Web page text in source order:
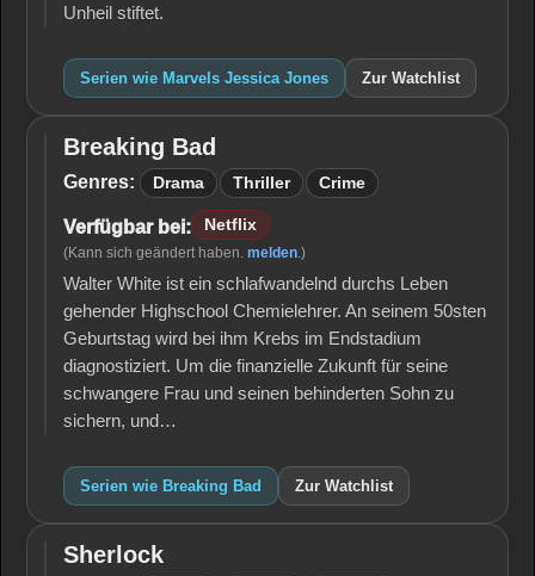
Unheil stiftet.
Serien wie Marvels Jessica Jones Zur Watchlist
Breaking
Bad
Breaking Bad
Genres: Drama Thriller Crime
Verfügbar bei: Netflix
(Kann sich geändert haben. melden.)
Walter White ist ein schlafwandelnd durchs Leben
gehender Highschool Chemielehrer. An seinem 50sten
Geburtstag wird bei ihm Krebs im Endstadium
diagnostiziert. Um die finanzielle Zukunft für seine
schwangere Frau und seinen behinderten Sohn zu
sichern, und…
Serien wie Breaking Bad Zur Watchlist
Sherlock
Sherlock